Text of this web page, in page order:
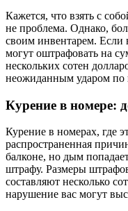
Кажется, что взять с
не проблема. Однако,
своим инвентарем. Если
могут оштрафовать на
нескольких сотен
неожиданным ударом по
Курение в номере:
Курение в номерах, где
распространенная
балконе, но дым
штрафу. Размеры
составляют несколько
нарушение вас могут